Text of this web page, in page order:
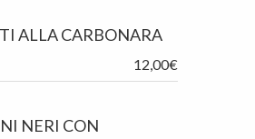
ALLA CARBONARA
12,00€
NERI CON